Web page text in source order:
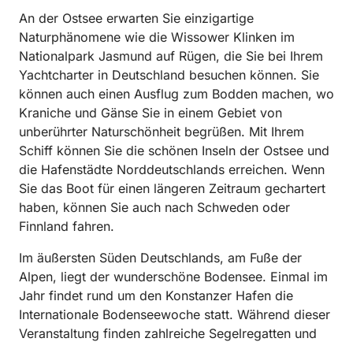
An der Ostsee erwarten Sie einzigartige
Naturphänomene wie die Wissower Klinken im
Nationalpark Jasmund auf Rügen, die Sie bei Ihrem
Yachtcharter in Deutschland besuchen können. Sie
können auch einen Ausflug zum Bodden machen, wo
Kraniche und Gänse Sie in einem Gebiet von
unberührter Naturschönheit begrüßen. Mit Ihrem
Schiff können Sie die schönen Inseln der Ostsee und
die Hafenstädte Norddeutschlands erreichen. Wenn
Sie das Boot für einen längeren Zeitraum gechartert
haben, können Sie auch nach Schweden oder
Finnland fahren.
Im äußersten Süden Deutschlands, am Fuße der
Alpen, liegt der wunderschöne Bodensee. Einmal im
Jahr findet rund um den Konstanzer Hafen die
Internationale Bodenseewoche statt. Während dieser
Veranstaltung finden zahlreiche Segelregatten und